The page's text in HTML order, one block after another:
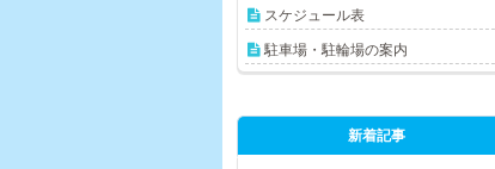
スケジュール表
駐車場・駐輪場の案内
新着記事